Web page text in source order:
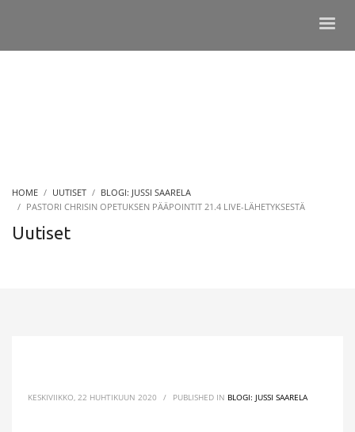
HOME UUTISET
BLOGI: JUSSI SAARELA
PASTORI CHRISIN OPETUKSEN PÄÄPOINTIT 21.4 LIVE-LÄHETYKSESTÄ
Uutiset
KESKIVIIKKO, 22 HUHTIKUUN 2020 / PUBLISHED IN BLOGI: JUSSI SAARELA